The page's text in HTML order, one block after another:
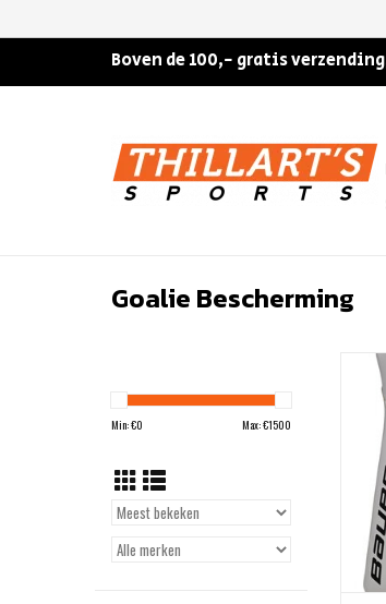
Boven de 100,- gratis
Goalie Bescherming
Min: €0 Max: €1500